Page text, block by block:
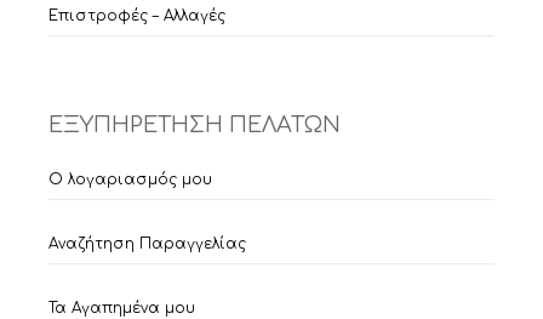
Επιστροφές – Αλλαγές
ΕΞΥΠΗΡΕΤΗΣΗ ΠΕΛΑΤΩΝ
Ο λογαριασμός μου
Αναζήτηση Παραγγελίας
Τα Αγαπημένα μου